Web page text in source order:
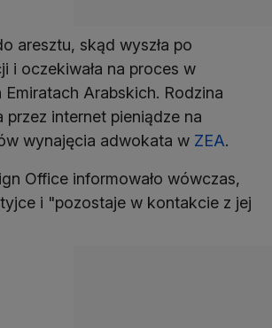
aresztu, skąd wyszła po
i oczekiwała na proces w
Arabskich. Rodzina
przez internet pieniądze na
wynajęcia adwokata w ZEA.
Office informowało wówczas,
i "pozostaje w kontakcie z jej